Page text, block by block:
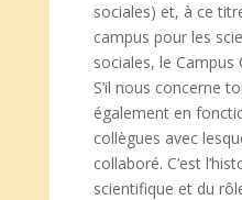
sociales) et, à ce
campus pour les
sociales, le Campus
S’il nous concerne
également en
collègues avec
collaboré. C’est
scientifique et du